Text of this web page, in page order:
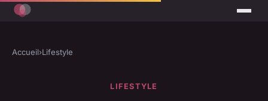
Accueil›Lifestyle
LIFESTYLE